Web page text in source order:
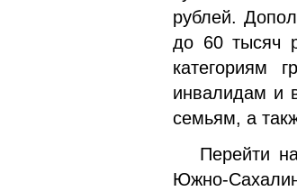
рублей.
до 60 тысяч
категориям
инвалидам и
семьям, а
Перейти на
Южно-